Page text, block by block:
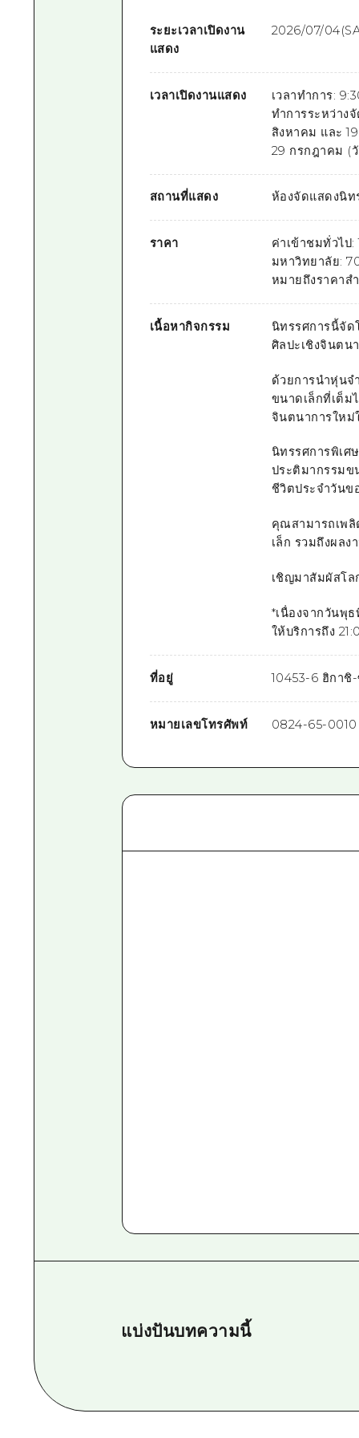
ระยะเวลาเปิดงาน
แสดง
2026/07/
เวลาเปิดงานแสดง
เวลาทำการ:
ทำการระหว่าง
สิงหาคม และ
29 กรกฎาคม (
สถานที่แสดง ห้องจัดแสดงนิ
ราคา
ค่าเข้าชมทั่วไป
มหาวิทยาลัย:
หมายถึงราคาส
เนื้อหากิจกรรม
นิทรรศการนี้จั
ศิลปะเชิงจินตน
ด้วยการนำหุ่นจ
ขนาดเล็กที่เต็ม
จินตนาการให
นิทรรศการพิเ
ประติมากรรมข
ชีวิตประจำวันข
คุณสามารถเพ
เล็ก รวมถึงผล
เชิญมาสัมผัสโล
*เนื่องจากวันพุ
ให้บริการถึง
ที่อยู่ 10453-6 ฮิกาชิ
หมายเลขโทรศัพท์ 0824-65-0010
แบ่งปันบทความนี้